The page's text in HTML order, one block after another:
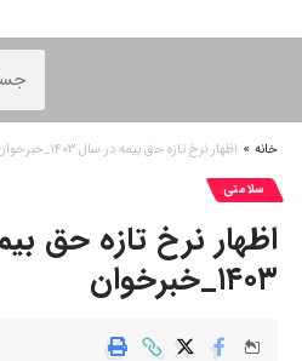
خانه » اظهار نرخ‌ تازه حق بیمه در سال ۱۴۰۳_خبرخوان
سلامتی
اظهار نرخ‌ تازه حق
۱۴۰۳_خبرخوان